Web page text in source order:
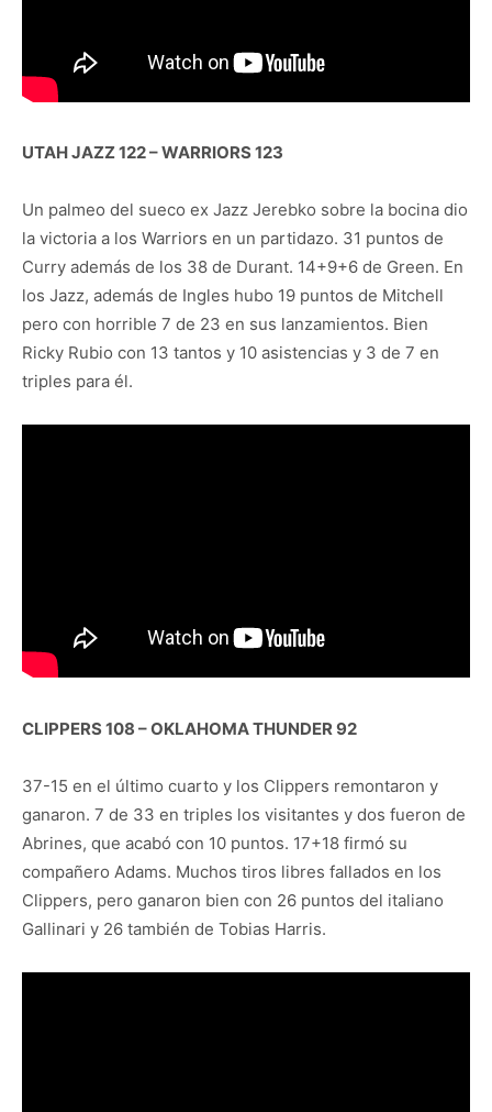
UTAH JAZZ 122 – WARRIORS 123
Un palmeo del sueco ex Jazz Jerebko sobre la bocina dio
la victoria a los Warriors en un partidazo. 31 puntos de
Curry además de los 38 de Durant. 14+9+6 de Green. En
los Jazz, además de Ingles hubo 19 puntos de Mitchell
pero con horrible 7 de 23 en sus lanzamientos. Bien
Ricky Rubio con 13 tantos y 10 asistencias y 3 de 7 en
triples para él.
CLIPPERS 108 – OKLAHOMA THUNDER 92
37-15 en el último cuarto y los Clippers remontaron y
ganaron. 7 de 33 en triples los visitantes y dos fueron de
Abrines, que acabó con 10 puntos. 17+18 firmó su
compañero Adams. Muchos tiros libres fallados en los
Clippers, pero ganaron bien con 26 puntos del italiano
Gallinari y 26 también de Tobias Harris.